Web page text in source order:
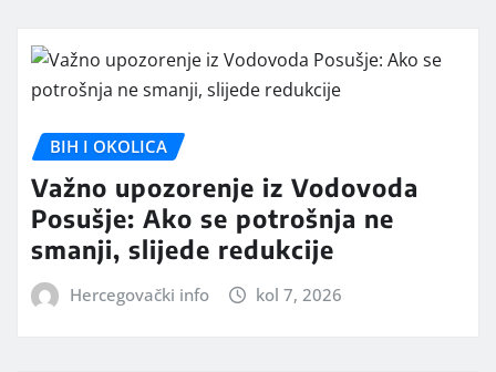
BIH I OKOLICA
Važno upozorenje iz Vodovoda
Posušje: Ako se potrošnja ne
smanji, slijede redukcije
Hercegovački info kol 7, 2026